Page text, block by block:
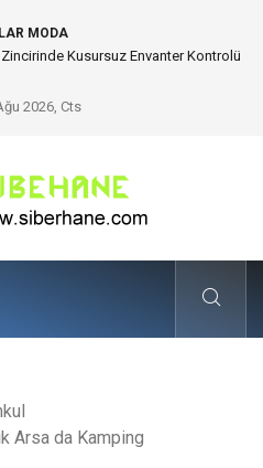
MODA
Uzak Bir Deşarj Alanı Tasarlayın
2026, Cts
Arsa da Kamping